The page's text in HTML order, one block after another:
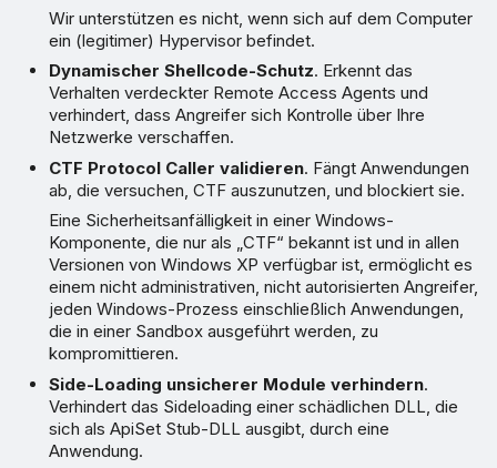
Wir unterstützen es nicht, wenn sich auf dem Computer
ein (legitimer) Hypervisor befindet.
Dynamischer Shellcode-Schutz. Erkennt das
Verhalten verdeckter Remote Access Agents und
verhindert, dass Angreifer sich Kontrolle über Ihre
Netzwerke verschaffen.
CTF Protocol Caller validieren. Fängt Anwendungen
ab, die versuchen, CTF auszunutzen, und blockiert sie.
Eine Sicherheitsanfälligkeit in einer Windows-
Komponente, die nur als „CTF“ bekannt ist und in allen
Versionen von Windows XP verfügbar ist, ermöglicht es
einem nicht administrativen, nicht autorisierten Angreifer,
jeden Windows-Prozess einschließlich Anwendungen,
die in einer Sandbox ausgeführt werden, zu
kompromittieren.
Side-Loading unsicherer Module verhindern.
Verhindert das Sideloading einer schädlichen DLL, die
sich als ApiSet Stub-DLL ausgibt, durch eine
Anwendung.